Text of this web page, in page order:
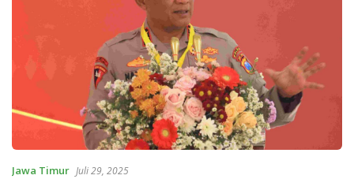
Jawa Timur Juli 29, 2025